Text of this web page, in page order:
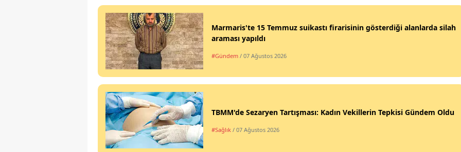
Marmaris'te 15 Temmuz suikastı firarisinin gösterdiği alanlarda silah
araması yapıldı
#Gündem / 07 Ağustos 2026
TBMM'de Sezaryen Tartışması: Kadın Vekillerin Tepkisi Gündem Oldu
#Sağlık / 07 Ağustos 2026